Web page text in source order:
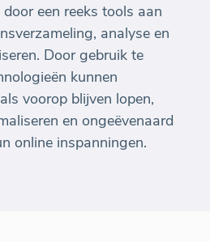
een reeks tools aan
analyse en
Door gebruik te
kunnen
voorop blijven lopen,
en ongeëvenaard
online inspanningen.